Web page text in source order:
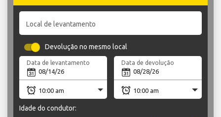
Local de levantamento
Devolução no mesmo local
Data de levantamento Data de devolução
Idade do condutor: